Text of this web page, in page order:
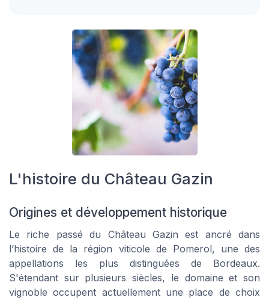
L'histoire du Château Gazin
Origines et développement historique
Le riche passé du Château Gazin est ancré dans
l’histoire de la région viticole de Pomerol, une des
appellations les plus distinguées de Bordeaux.
S'étendant sur plusieurs siècles, le domaine et son
vignoble occupent actuellement une place de choix